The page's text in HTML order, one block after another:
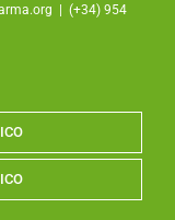
| (+34) 954